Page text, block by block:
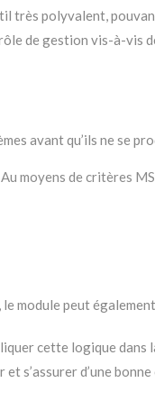
très polyvalent,
de gestion vis-à-vis
avant qu’ils ne se
moyens de critères
le module peut
cette logique
s’assurer d’une